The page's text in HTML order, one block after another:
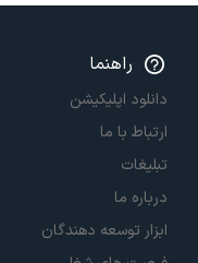
راهنما
دانلود اپلیکیشن
ارتباط با ما
تبلیغات
درباره ما
ابزار توسعه دهندگان